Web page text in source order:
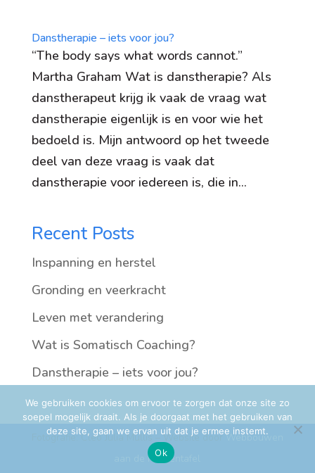
Danstherapie – iets voor jou?
“The body says what words cannot.”
Martha Graham Wat is danstherapie? Als
danstherapeut krijg ik vaak de vraag wat
danstherapie eigenlijk is en voor wie het
bedoeld is. Mijn antwoord op het tweede
deel van deze vraag is vaak dat
danstherapie voor iedereen is, die in...
Recent Posts
Inspanning en herstel
Gronding en veerkracht
Leven met verandering
Wat is Somatisch Coaching?
Danstherapie – iets voor jou?
Fotografie: Cleo Julia Mullis – Website doorWebbouwen
aan de Keukentafel
We gebruiken cookies om ervoor te zorgen dat onze site zo
soepel mogelijk draait. Als je doorgaat met het gebruiken van
deze site, gaan we ervan uit dat je ermee instemt.
Ok